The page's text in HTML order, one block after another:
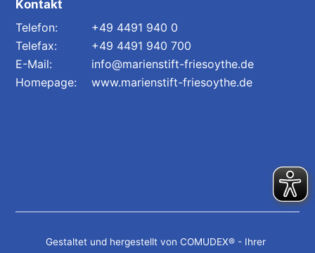
Kontakt
+49 4491 940 0
+49 4491 940 700
info@marienstift-friesoythe.de
www.marienstift-friesoythe.de
Gestaltet und hergestellt von COMUDEX® - Ihrer